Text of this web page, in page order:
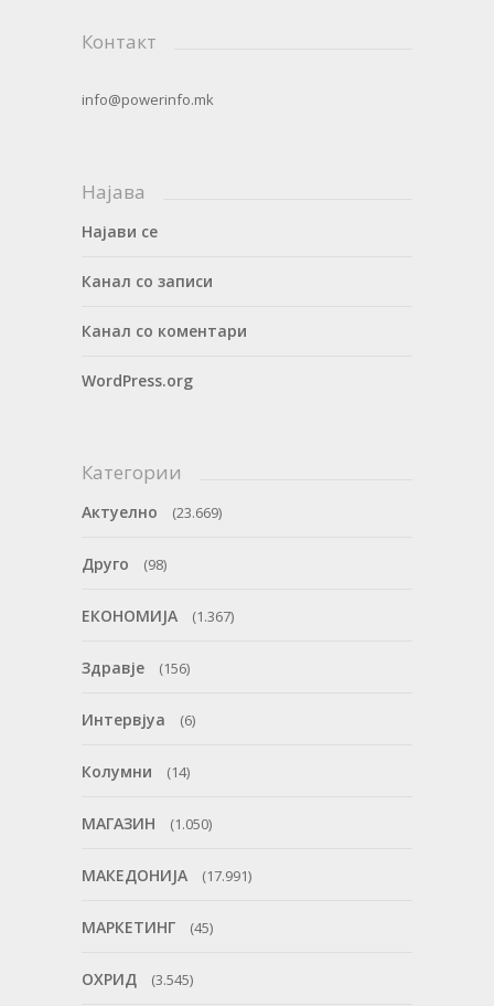
Контакт
info@powerinfo.mk
Најава
Најави се
Канал со записи
Канал со коментари
WordPress.org
Категории
Актуелно (23.669)
Друго (98)
ЕКОНОМИЈА (1.367)
Здравје (156)
Интервјуа (6)
Колумни (14)
МАГАЗИН (1.050)
МАКЕДОНИЈА (17.991)
МАРКЕТИНГ (45)
ОХРИД (3.545)